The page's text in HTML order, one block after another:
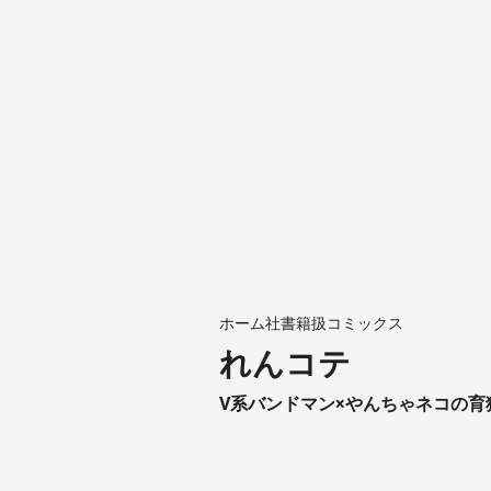
ホーム社書籍扱コミックス
れんコテ
V系バンドマン×やんちゃネコの育